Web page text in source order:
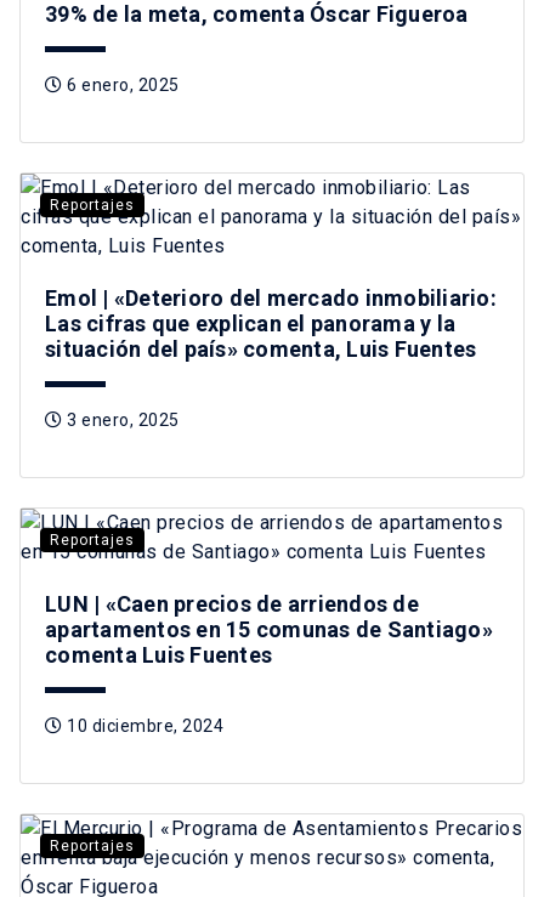
39% de la meta, comenta Óscar Figueroa
6 enero, 2025
Reportajes
Emol | «Deterioro del mercado inmobiliario:
Las cifras que explican el panorama y la
situación del país» comenta, Luis Fuentes
3 enero, 2025
Reportajes
LUN | «Caen precios de arriendos de
apartamentos en 15 comunas de Santiago»
comenta Luis Fuentes
10 diciembre, 2024
Reportajes